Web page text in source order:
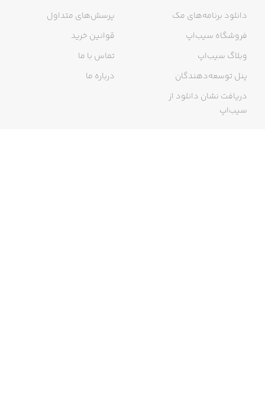
دانلود برنامه‌های مک
فروشگاه سیب‌اپ
وبلاگ سیب‌اپ
پنل توسعه‌دهندگان
دریافت نشان دانلود از
سیب‌اپ
پرسش‌های متداول
قوانین خرید
تماس با ما
درباره ما